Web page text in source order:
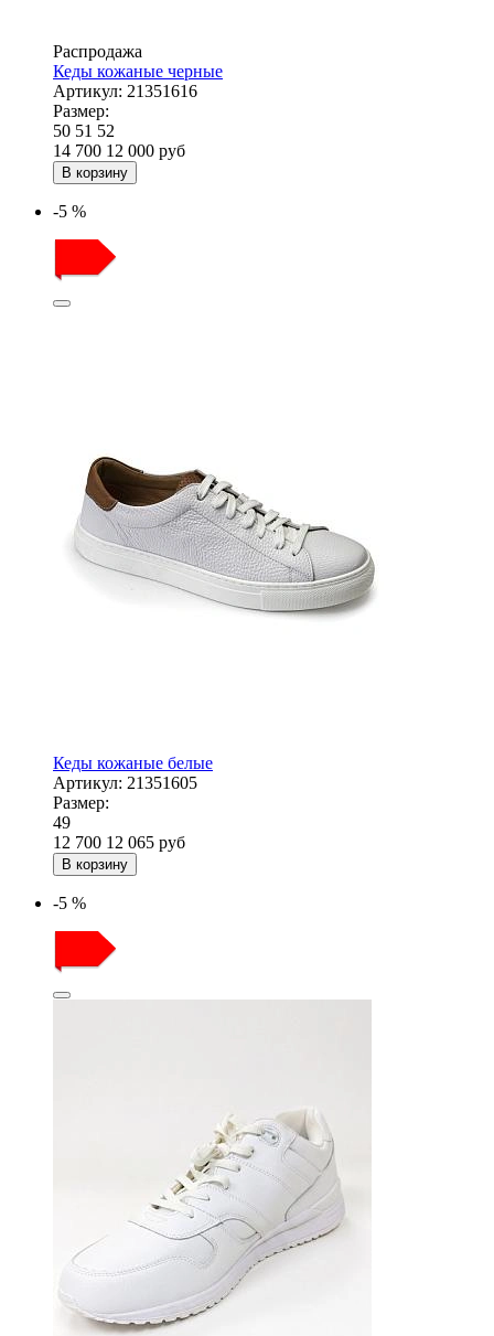
Распродажа
Кеды кожаные черные
Артикул: 21351616
Размер:
50 51 52
14 700 12 000 руб
В корзину
-5 %
Кеды кожаные белые
Артикул: 21351605
Размер:
49
12 700 12 065 руб
В корзину
-5 %